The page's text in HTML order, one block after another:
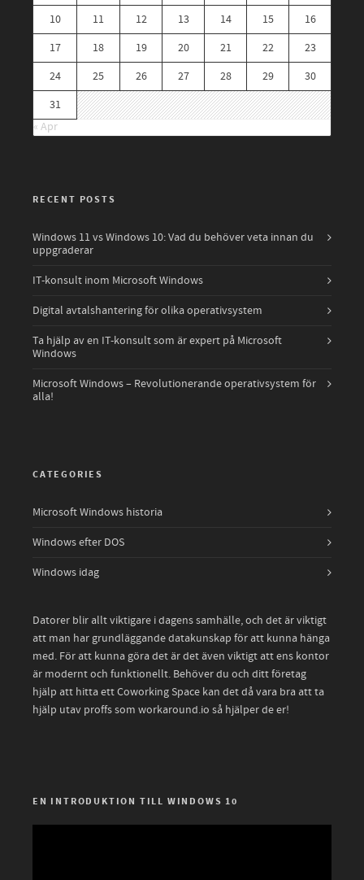
10
11 12 13 14 15
16
17
18 19 20 21 22
23
24
25 26 27 28 29
30
31
« Apr
RECENT POSTS
Windows 11 vs Windows 10: Vad du behöver veta innan du
uppgraderar
IT-konsult inom Microsoft Windows
Digital avtalshantering för olika operativsystem
Ta hjälp av en IT-konsult som är expert på Microsoft
Windows
Microsoft Windows – Revolutionerande operativsystem för
alla!
CATEGORIES
Microsoft Windows historia
Windows efter DOS
Windows idag
Datorer blir allt viktigare i dagens samhälle, och det är viktigt
att man har grundläggande datakunskap för att kunna hänga
med. För att kunna göra det är det även viktigt att ens kontor
är modernt och funktionellt. Behöver du och ditt företag
hjälp att hitta ettCoworking Space kan det då vara bra att ta
hjälp utav proffs som workaround.io så hjälper de er!
EN INTRODUKTION TILL WINDOWS 10